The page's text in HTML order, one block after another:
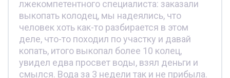
лжекомпетентного специалиста: заказали
выкопать колодец, мы надеялись, что
человек хоть как-то разбирается в этом
деле, что-то походил по участку и давай
копать, итого выкопал более 10 колец,
увидел едва просвет воды, взял деньги и
смылся. Вода за 3 недели так и не прибыла.